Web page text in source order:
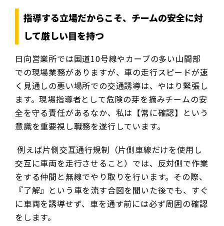
指導する立場だからこそ、チームの安全に対
して厳しい目を持つ
日向営業所では国道10号線やカーブの多い山間部
での現場業務がありますが、車の走行スピードが速
く見通しの悪い場所での交通誘導は、やはり緊張し
ます。現場指導者として危険の芽を摘みチームの安
全を守る責任があるなか、私は【常に確認】という
意識を重要視し職務を遂行しています。
例えば片側交互通行規制（片側車線だけを使用し
交互に車両を走行させること）では、反対側で作業
をする仲間と無線でやり取りを行います。その際、
『了解』という車を流す合図を聞いた後でも、すぐ
に車両を誘導せず、車を通す前には必ず周囲の確認
をします。